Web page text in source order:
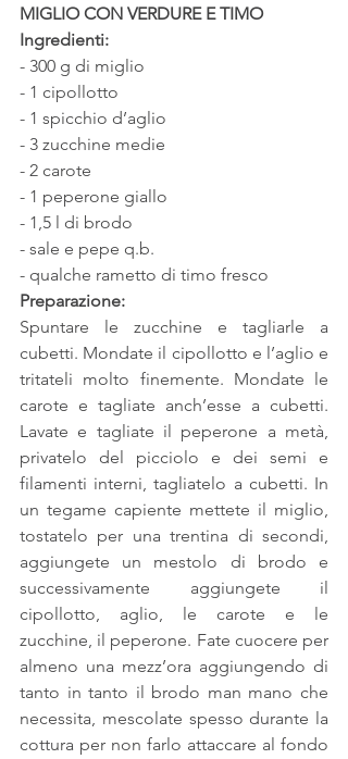
MIGLIO CON VERDURE E TIMO
Ingredienti:
- 300 g di miglio
- 1 cipollotto
- 1 spicchio d’aglio
- 3 zucchine medie
- 2 carote
- 1 peperone giallo
- 1,5 l di brodo
- sale e pepe q.b.
- qualche rametto di timo fresco
Preparazione:
Spuntare le zucchine e tagliarle a
cubetti. Mondate il cipollotto e l’aglio e
tritateli molto finemente. Mondate le
carote e tagliate anch’esse a cubetti.
Lavate e tagliate il peperone a metà,
privatelo del picciolo e dei semi e
filamenti interni, tagliatelo a cubetti. In
un tegame capiente mettete il miglio,
tostatelo per una trentina di secondi,
aggiungete un mestolo di brodo e
successivamente aggiungete il
cipollotto, aglio, le carote e le
zucchine, il peperone. Fate cuocere per
almeno una mezz’ora aggiungendo di
tanto in tanto il brodo man mano che
necessita, mescolate spesso durante la
cottura per non farlo attaccare al fondo